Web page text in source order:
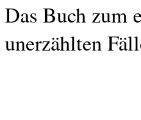
Das Buch zum
unerzählten